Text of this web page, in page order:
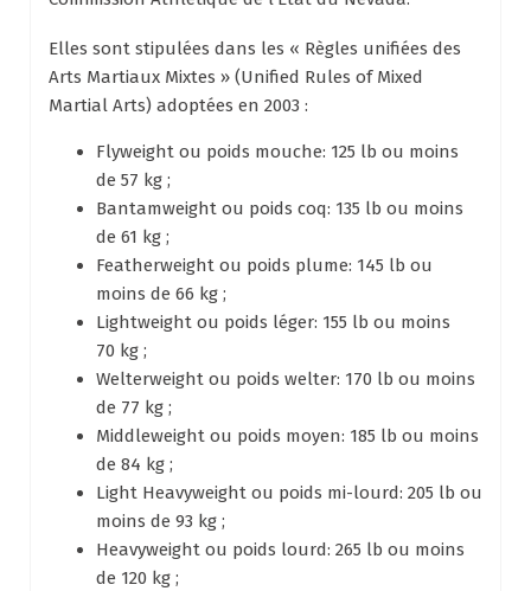
Elles sont stipulées dans les « Règles unifiées des
Arts Martiaux Mixtes » (Unified Rules of Mixed
Martial Arts) adoptées en 2003 :
Flyweight ou poids mouche: 125 lb ou moins
de 57 kg ;
Bantamweight ou poids coq: 135 lb ou moins
de 61 kg ;
Featherweight ou poids plume: 145 lb ou
moins de 66 kg ;
Lightweight ou poids léger: 155 lb ou moins
70 kg ;
Welterweight ou poids welter: 170 lb ou moins
de 77 kg ;
Middleweight ou poids moyen: 185 lb ou moins
de 84 kg ;
Light Heavyweight ou poids mi-lourd: 205 lb ou
moins de 93 kg ;
Heavyweight ou poids lourd: 265 lb ou moins
de 120 kg ;